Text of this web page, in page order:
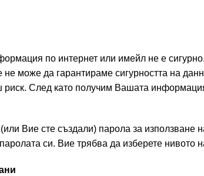
по интернет или имейл не е
може да гарантираме сигурността на
риск. След като получим Вашата
Вие сте създали) парола за използване
си. Вие трябва да изберете нивото